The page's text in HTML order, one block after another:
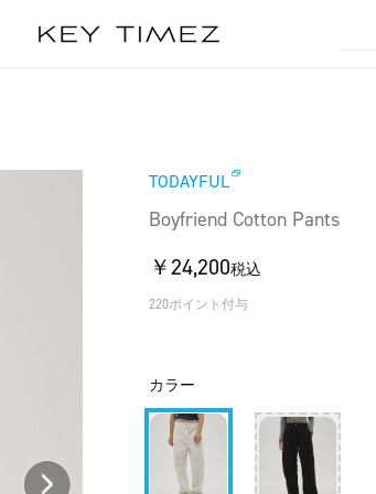
TODAYFUL
Boyfriend Cotton Pants
￥24,200税込
220ポイント付与
カラー